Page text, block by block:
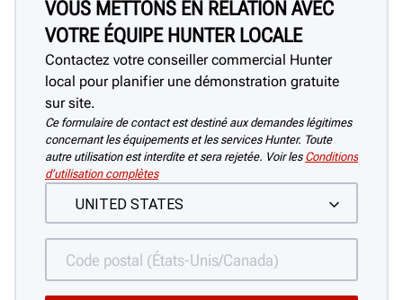
VOUS METTONS EN RELATION AVEC
VOTRE ÉQUIPE HUNTER LOCALE
Contactez votre conseiller commercial Hunter
local pour planifier une démonstration gratuite
sur site.
Ce formulaire de contact est destiné aux demandes légitimes
concernant les équipements et les services Hunter. Toute
autre utilisation est interdite et sera rejetée. Voir les Conditions
d’utilisation complètes